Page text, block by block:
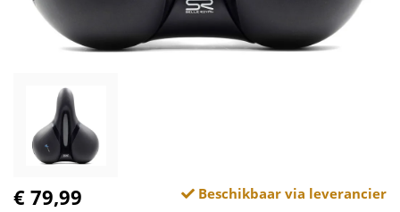
€ 79,99 Beschikbaar via leverancier